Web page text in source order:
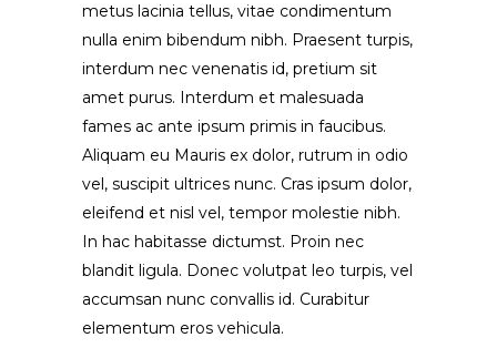
metus lacinia tellus, vitae condimentum
nulla enim bibendum nibh. Praesent turpis,
interdum nec venenatis id, pretium sit
amet purus. Interdum et malesuada
fames ac ante ipsum primis in faucibus.
Aliquam eu Mauris ex dolor, rutrum in odio
vel, suscipit ultrices nunc. Cras ipsum dolor,
eleifend et nisl vel, tempor molestie nibh.
In hac habitasse dictumst. Proin nec
blandit ligula. Donec volutpat leo turpis, vel
accumsan nunc convallis id. Curabitur
elementum eros vehicula.